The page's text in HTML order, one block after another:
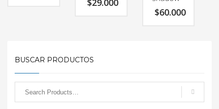
$29.000
$60.000
BUSCAR PRODUCTOS